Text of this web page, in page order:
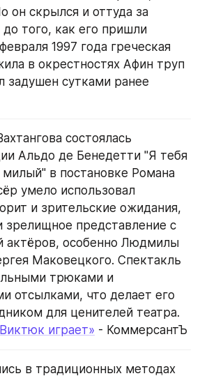
он скрылся и оттуда за
до того, как его пришли
1997 года греческая
в окрестностях Афин труп
задушен сутками ранее
состоялась
Альдо де Бенедетти "Я тебя
в постановке Романа
умело использовал
и зрительские ожидания,
зрелищное представление с
актёров, особенно Людмилы
Маковецкого. Спектакль
трюками и
отсылками, что делает его
для ценителей театра.
играет» - КоммерсантЪ
в традиционных методах